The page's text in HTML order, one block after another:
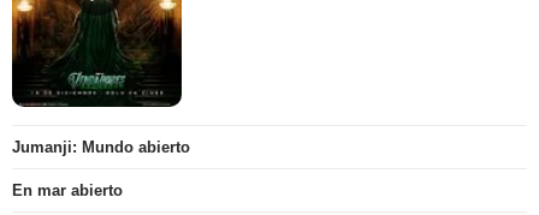
Jumanji: Mundo abierto
En mar abierto